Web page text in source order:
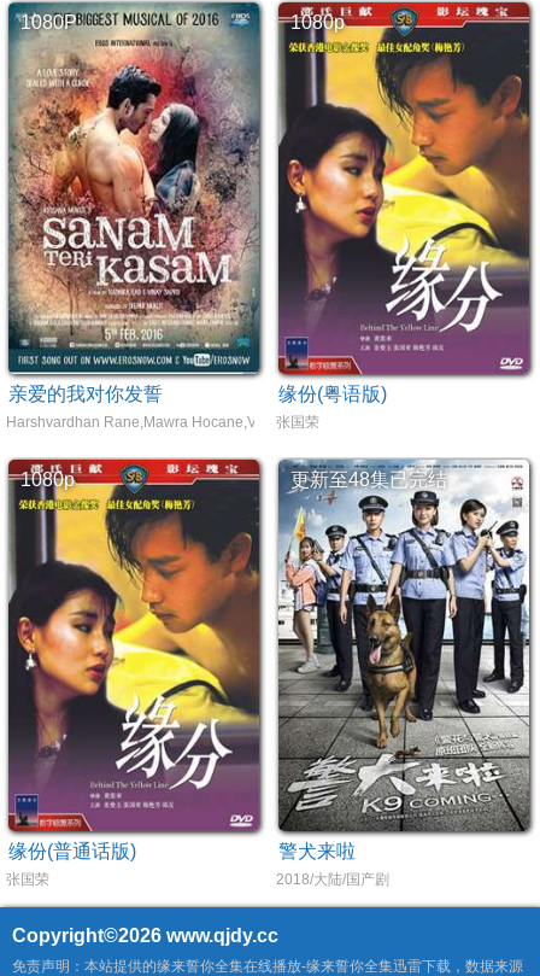
1080P
亲爱的我对你发誓
Harshvardhan Rane,Mawra Hocane,Vijay Raaz,Murli Sharma
1080p
缘份(粤语版)
张国荣
1080p
缘份(普通话版)
张国荣
更新至48集已完结
警犬来啦
2018/大陆/国产剧
Copyright©2026 www.qjdy.cc
免责声明：本站提供的缘来誓你全集在线播放-缘来誓你全集迅雷下载，数据来源